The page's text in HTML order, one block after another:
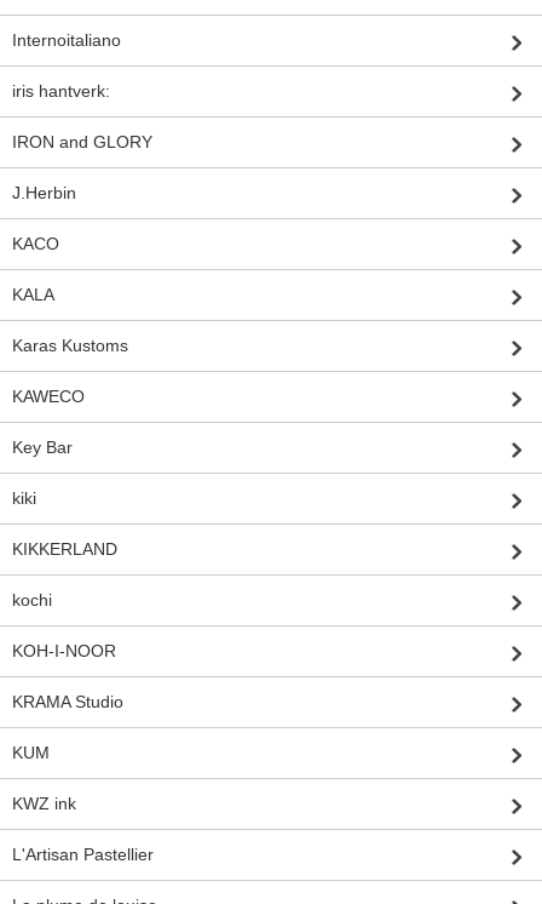
Internoitaliano
iris hantverk:
IRON and GLORY
J.Herbin
KACO
KALA
Karas Kustoms
KAWECO
Key Bar
kiki
KIKKERLAND
kochi
KOH-I-NOOR
KRAMA Studio
KUM
KWZ ink
L'Artisan Pastellier